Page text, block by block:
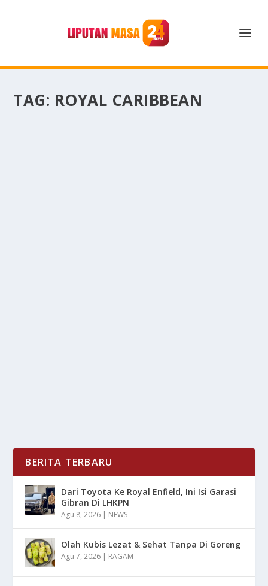
TAG: ROYAL CARIBBEAN
BERITA TERBARU
Dari Toyota Ke Royal Enfield, Ini Isi Garasi
Gibran Di LHKPN
Agu 8, 2026 | NEWS
Olah Kubis Lezat & Sehat Tanpa Di Goreng
Agu 7, 2026 | RAGAM